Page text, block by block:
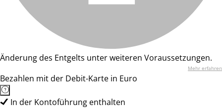
Änderung des Entgelts unter weiteren Voraussetzungen.
Mehr erfahren
Bezahlen mit der Debit-Karte in Euro
In der Kontoführung enthalten